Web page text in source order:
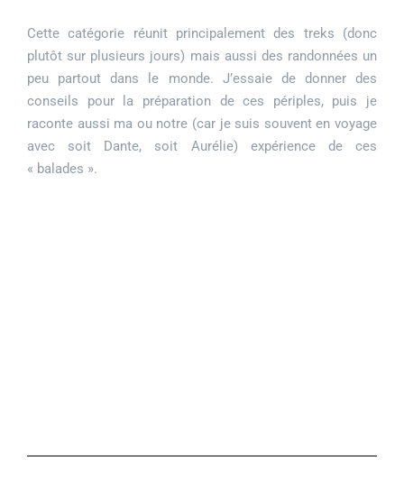
Cette catégorie réunit principalement des treks (donc
plutôt sur plusieurs jours) mais aussi des randonnées un
peu partout dans le monde. J’essaie de donner des
conseils pour la préparation de ces périples, puis je
raconte aussi ma ou notre (car je suis souvent en voyage
avec soit Dante, soit Aurélie) expérience de ces
« balades ».